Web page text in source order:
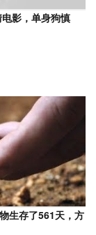
影，单身狗慎
生存了561天，方